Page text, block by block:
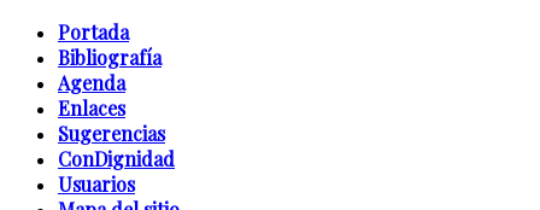
Portada
Bibliografía
Agenda
Enlaces
Sugerencias
ConDignidad
Usuarios